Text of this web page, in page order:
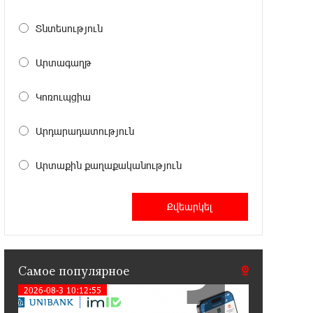
Бывший премьер-министр Словакии
заключенных, осужденных в Азербайджане
12:17:04 23-07-2026
Азербайджан? Аршак Карапетян
При поддержке Ucom в спортивной
школе Вайка установлена солнечная
электростанция мощностью 15 кВт
20:50:22 22-07-2026
Новые финансовые навыки на
Տնտեսություն
Արտագաղթ
Կոռուպցիա
Արդարադատություն
Արտաքին քաղաքականություն
Самое популярное
2026-08-3 10:12:55